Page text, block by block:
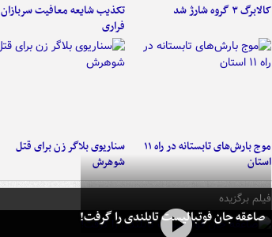
کالابرگ ۳ گروه شارژ شد
تکذیب شایعه معافیت سربازان
فراری
موج بارش‌های تابستانه در راه ۱۱
استان
سناریوی بلاگر زن برای قتل
شوهرش
فیلم برگزیده
صاعقه جان فوتبالیست تایلندی را گرفت!